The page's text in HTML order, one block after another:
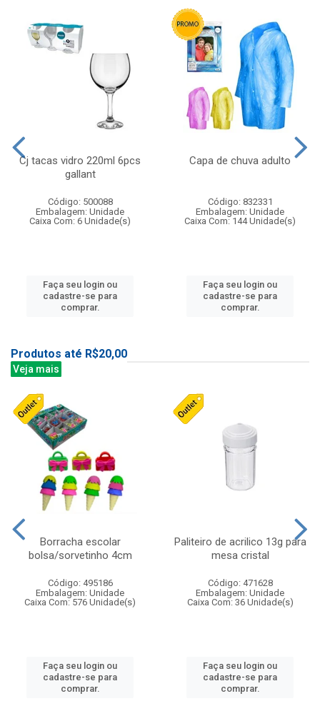
Cj tacas vidro 220ml 6pcs
gallant
Código: 500088
Embalagem: Unidade
Caixa Com: 6 Unidade(s)
Faça seu login ou
cadastre-se para
comprar.
Capa de chuva adulto
Código: 832331
Embalagem: Unidade
Caixa Com: 144 Unidade(s)
Faça seu login ou
cadastre-se para
comprar.
Produtos até R$20,00
Veja mais
Borracha escolar
bolsa/sorvetinho 4cm
Código: 495186
Embalagem: Unidade
Caixa Com: 576 Unidade(s)
Faça seu login ou
cadastre-se para
comprar.
Paliteiro de acrilico 13g para
mesa cristal
Código: 471628
Embalagem: Unidade
Caixa Com: 36 Unidade(s)
Faça seu login ou
cadastre-se para
comprar.